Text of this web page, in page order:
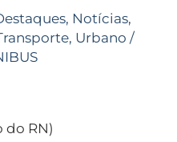
, Notícias,
, Urbano /
do RN)